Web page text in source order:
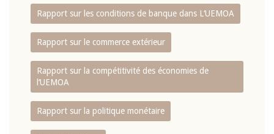
Rapport sur les conditions de banque dans L‘UEMOA
Rapport sur le commerce extérieur
Rapport sur la compétitivité des économies de
l‘UEMOA
Rapport sur la politique monétaire